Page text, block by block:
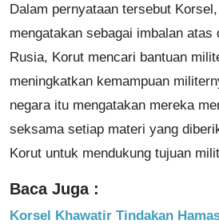
Dalam pernyataan tersebut
mengatakan sebagai imbalan atas
Rusia, Korut mencari bantuan
meningkatkan kemampuan
negara itu mengatakan mereka
seksama setiap materi yang
Korut untuk mendukung tujuan
Baca Juga :
Korsel Khawatir Tindakan